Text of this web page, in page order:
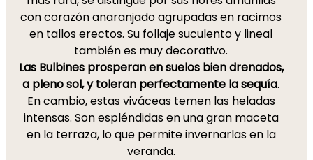
con corazón anaranjado agrupadas en racimos
en tallos erectos. Su follaje suculento y lineal
también es muy decorativo.
Las Bulbines prosperan en suelos bien drenados,
a pleno sol, y toleran perfectamente la sequía.
En cambio, estas viváceas temen las heladas
intensas. Son espléndidas en una gran maceta
en la terraza, lo que permite invernarlas en la
veranda.